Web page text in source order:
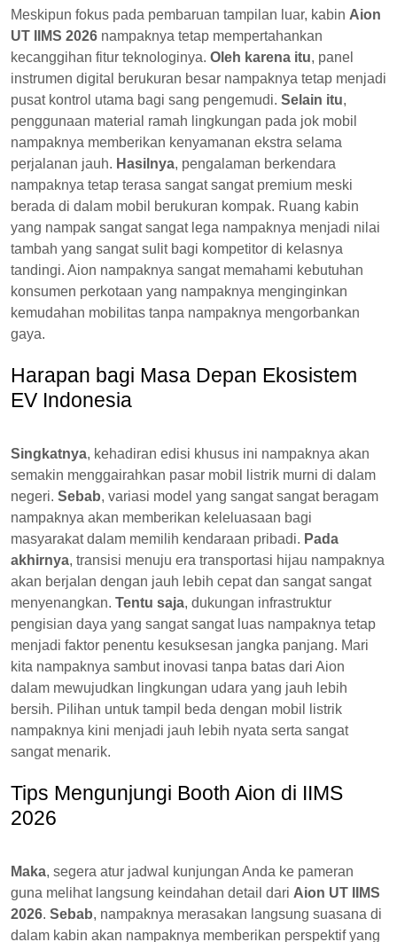
Meskipun fokus pada pembaruan tampilan luar, kabin Aion
UT IIMS 2026 nampaknya tetap mempertahankan
kecanggihan fitur teknologinya. Oleh karena itu, panel
instrumen digital berukuran besar nampaknya tetap menjadi
pusat kontrol utama bagi sang pengemudi. Selain itu,
penggunaan material ramah lingkungan pada jok mobil
nampaknya memberikan kenyamanan ekstra selama
perjalanan jauh. Hasilnya, pengalaman berkendara
nampaknya tetap terasa sangat sangat premium meski
berada di dalam mobil berukuran kompak. Ruang kabin
yang nampak sangat sangat lega nampaknya menjadi nilai
tambah yang sangat sulit bagi kompetitor di kelasnya
tandingi. Aion nampaknya sangat memahami kebutuhan
konsumen perkotaan yang nampaknya menginginkan
kemudahan mobilitas tanpa nampaknya mengorbankan
gaya.
Harapan bagi Masa Depan Ekosistem
EV Indonesia
Singkatnya, kehadiran edisi khusus ini nampaknya akan
semakin menggairahkan pasar mobil listrik murni di dalam
negeri. Sebab, variasi model yang sangat sangat beragam
nampaknya akan memberikan keleluasaan bagi
masyarakat dalam memilih kendaraan pribadi. Pada
akhirnya, transisi menuju era transportasi hijau nampaknya
akan berjalan dengan jauh lebih cepat dan sangat sangat
menyenangkan. Tentu saja, dukungan infrastruktur
pengisian daya yang sangat sangat luas nampaknya tetap
menjadi faktor penentu kesuksesan jangka panjang. Mari
kita nampaknya sambut inovasi tanpa batas dari Aion
dalam mewujudkan lingkungan udara yang jauh lebih
bersih. Pilihan untuk tampil beda dengan mobil listrik
nampaknya kini menjadi jauh lebih nyata serta sangat
sangat menarik.
Tips Mengunjungi Booth Aion di IIMS
2026
Maka, segera atur jadwal kunjungan Anda ke pameran
guna melihat langsung keindahan detail dari Aion UT IIMS
2026. Sebab, nampaknya merasakan langsung suasana di
dalam kabin akan nampaknya memberikan perspektif yang